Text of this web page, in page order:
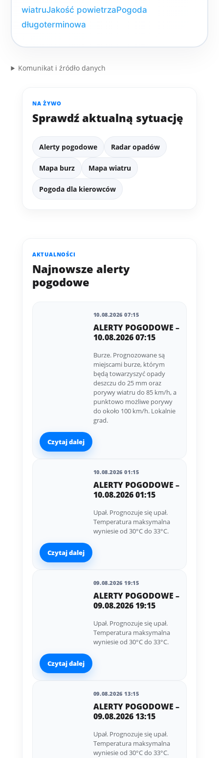
wiatruJakość powietrzaPogoda
długoterminowa
Komunikat i źródło danych
NA ŻYWO
Sprawdź aktualną sytuację
Alerty pogodowe Radar opadów
Mapa burz Mapa wiatru
Pogoda dla kierowców
AKTUALNOŚCI
Najnowsze alerty
pogodowe
10.08.2026 07:15
ALERTY POGODOWE –
10.08.2026 07:15
Burze. Prognozowane są
miejscami burze, którym
będą towarzyszyć opady
deszczu do 25 mm oraz
porywy wiatru do 85 km/h, a
punktowo możliwe porywy
do około 100 km/h. Lokalnie
grad.
Czytaj dalej
10.08.2026 01:15
ALERTY POGODOWE –
10.08.2026 01:15
Upał. Prognozuje się upał.
Temperatura maksymalna
wyniesie od 30°C do 33°C.
Czytaj dalej
09.08.2026 19:15
ALERTY POGODOWE –
09.08.2026 19:15
Upał. Prognozuje się upał.
Temperatura maksymalna
wyniesie od 30°C do 33°C.
Czytaj dalej
09.08.2026 13:15
ALERTY POGODOWE –
09.08.2026 13:15
Upał. Prognozuje się upał.
Temperatura maksymalna
wyniesie od 30°C do 33°C.